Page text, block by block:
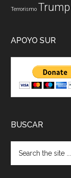
Terrorismo Trump
APOYO SUR
BUSCAR